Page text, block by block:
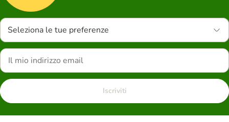
Seleziona le tue preferenze
Iscriviti